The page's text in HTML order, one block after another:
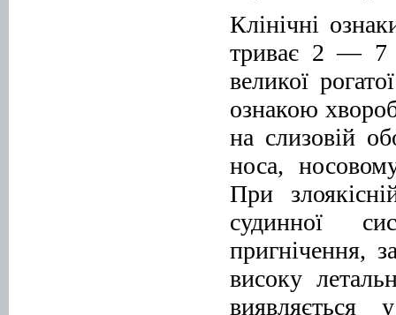
Клінічні
триває 2 — 7
великої
ознакою
на слизовій
носа,
При
судинної
пригнічення,
високу
виявляється